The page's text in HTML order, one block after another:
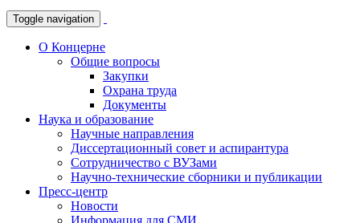
Toggle navigation
О Концерне
Общие вопросы
Закупки
Охрана труда
Документы
Наука и образование
Научные направления
Диссертационный совет и аспирантура
Сотрудничество с ВУЗами
Научно-технические сборники и публикации
Пресс-центр
Новости
Информация для СМИ